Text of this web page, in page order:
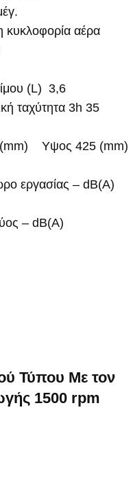
κυκλοφορία αέρα
(L) 3,6
ταχύτητα 3h 35
Υψος 425 (mm)
εργασίας – dB(A)
– dB(A)
Τύπου Με τον
1500 rpm